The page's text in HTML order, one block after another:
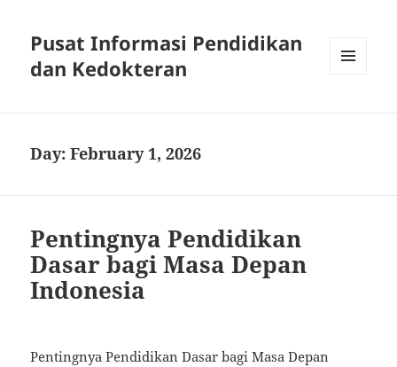
Pusat Informasi Pendidikan
dan Kedokteran
Day:February 1, 2026
Pentingnya Pendidikan
Dasar bagi Masa Depan
Indonesia
Pentingnya Pendidikan Dasar bagi Masa Depan